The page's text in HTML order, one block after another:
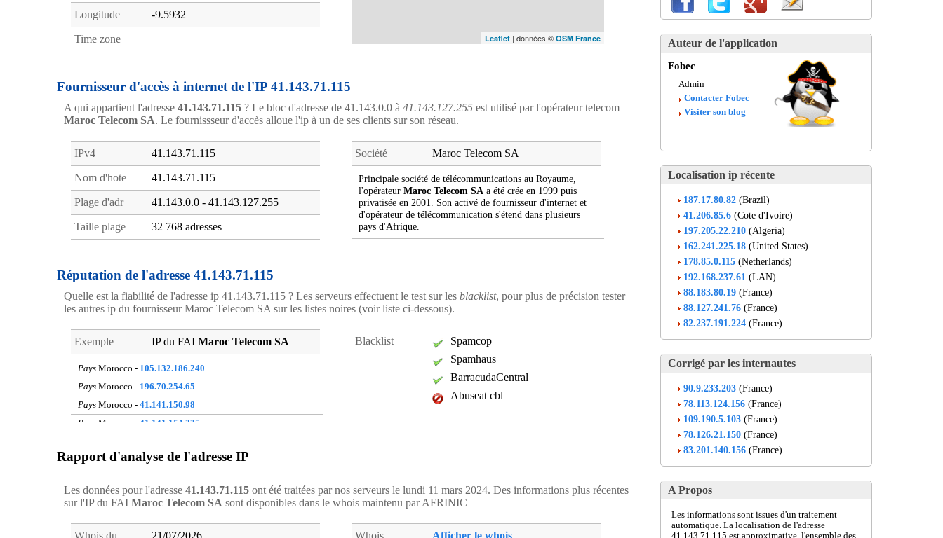
Longitude -9.5932
Time zone Leaflet | données © OSM France
Fournisseur d'accès à internet de l'IP 41.143.71.115
A qui appartient l'adresse 41.143.71.115 ? Le bloc d'adresse de 41.143.0.0 à 41.143.127.255 est utilisé par l'opérateur telecom
Maroc Telecom SA. Le fournissseur d'accès alloue l'ip à un de ses clients sur son réseau.
IPv4 41.143.71.115
Nom d'hote 41.143.71.115
Plage d'adr 41.143.0.0 - 41.143.127.255
Taille plage 32 768 adresses
Société Maroc Telecom SA
Principale société de télécommunications au Royaume,
l'opérateur Maroc Telecom SA a été crée en 1999 puis
privatisée en 2001. Son activé de fournisseur d'internet et
d'opérateur de télécommunication s'étend dans plusieurs
pays d'Afrique.
Réputation de l'adresse 41.143.71.115
Quelle est la fiabilité de l'adresse ip 41.143.71.115 ? Les serveurs effectuent le test sur les blacklist, pour plus de précision tester
les autres ip du fournisseur Maroc Telecom SA sur les listes noires (voir liste ci-dessous).
Exemple IP du FAI Maroc Telecom SA
Pays Morocco - 105.132.186.240
Pays Morocco - 196.70.254.65
Pays Morocco - 41.141.150.98
Pays Morocco -
41.141.154.235
PaysMorocco -41.142.52.1
PaysMorocco -105.158.96.245
PaysMorocco - 196.89.236.22
Blacklist
Spamcop
Spamhaus
BarracudaCentral
Abuseat cbl
Rapport d'analyse de l'adresse IP
Les données pour l'adresse 41.143.71.115 ont été traitées par nos serveurs le lundi 11 mars 2024. Des informations plus récentes
sur l'IP du FAI Maroc Telecom SA sont disponibles dans le whois maintenu par AFRINIC
Auteur de l'application
Fobec
Admin
Contacter Fobec
Visiter son blog
Localisation ip récente
187.17.80.82 (Brazil)
41.206.85.6 (Cote d'Ivoire)
197.205.22.210 (Algeria)
162.241.225.18 (United States)
178.85.0.115 (Netherlands)
192.168.237.61 (LAN)
88.183.80.19 (France)
88.127.241.76 (France)
82.237.191.224 (France)
Corrigé par les internautes
90.9.233.203 (France)
78.113.124.156 (France)
109.190.5.103 (France)
78.126.21.150 (France)
83.201.140.156 (France)
A Propos
Les informations sont issues d'un traitement
automatique. La localisation de l'adresse
41.143.71.115 est approximative, l'ensemble des